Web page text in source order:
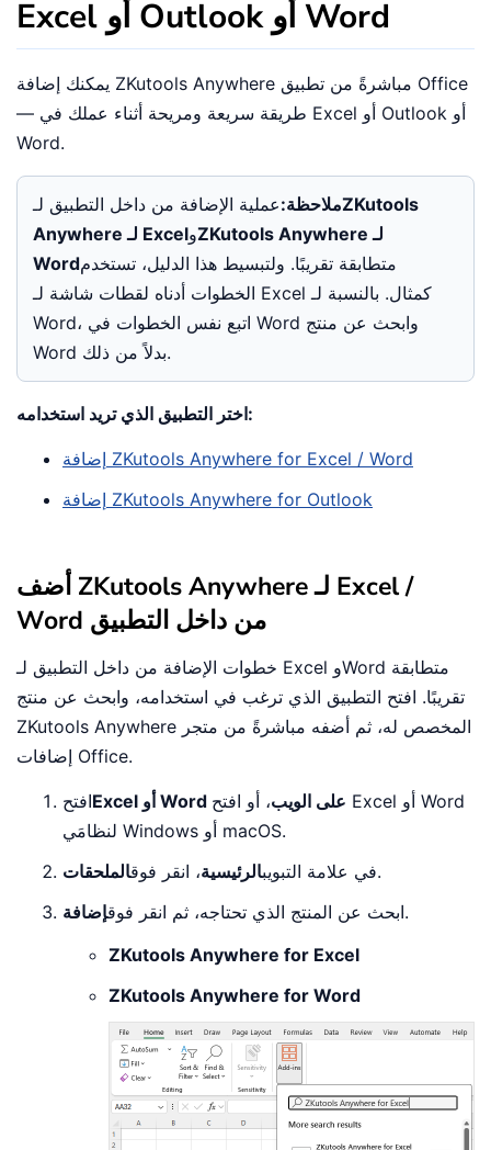
Excel أو Outlook أو Word
يمكنك إضافة ZKutools Anywhere مباشرةً من تطبيق Office
— طريقة سريعة ومريحة أثناء عملك في Excel أو Outlook أو
Word.
ملاحظة:عملية الإضافة من داخل التطبيق لـ
ZKutools
Anywhere لـ ExcelوZKutools Anywhere لـ
Wordمتطابقة تقريبًا. ولتبسيط هذا الدليل، تستخدم
الخطوات أدناه لقطات شاشة لـ Excel كمثال. بالنسبة لـ
Word، اتبع نفس الخطوات في Word وابحث عن منتج
Word بدلاً من ذلك.
اختر التطبيق الذي تريد استخدامه:
إضافة ZKutools Anywhere for Excel / Word
إضافة ZKutools Anywhere for Outlook
أضف ZKutools Anywhere لـ Excel /
Word من داخل التطبيق
خطوات الإضافة من داخل التطبيق لـ Excel وWord متطابقة
تقريبًا. افتح التطبيق الذي ترغب في استخدامه، وابحث عن منتج
ZKutools Anywhere المخصص له، ثم أضفه مباشرةً من متجر
إضافات Office.
افتح Excel أو Word على الويب، أو افتح Excel أو Word
لنظامَي Windows أو macOS.
في علامة التبويبالرئيسية، انقر فوقالملحقات
.
ابحث عن المنتج الذي تحتاجه، ثم انقر فوقإضافة
.
ZKutools Anywhere for Excel
ZKutools Anywhere for Word